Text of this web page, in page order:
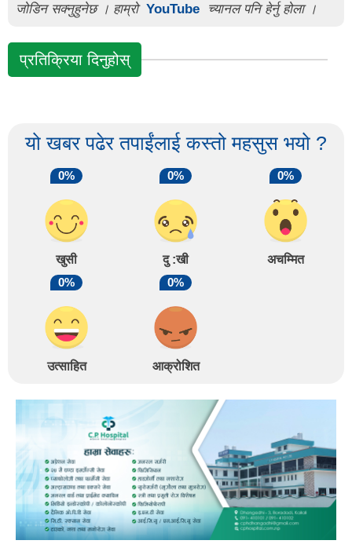
जोडिन सक्नुहुनेछ । हाम्रो YouTube च्यानल पनि हेर्नु होला ।
प्रतिक्रिया दिनुहोस्
यो खबर पढेर तपाईंलाई कस्तो महसुस भयो ?
0%
खुसी
0%
दु :खी
0%
अचम्मित
0%
उत्साहित
0%
आक्रोशित